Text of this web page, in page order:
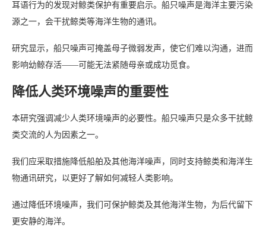
耳语行为的发现对鲸类保护有重要启示。船只噪声是海洋主要污染
源之一，会干扰鲸类等海洋生物的通讯。
研究显示，船只噪声可掩盖母子微弱发声，使它们难以沟通，进而
影响幼鲸存活——可能无法紧随母亲或成功觅食。
降低人类环境噪声的重要性
本研究强调减少人类环境噪声的必要性。船只噪声只是众多干扰鲸
类交流的人为因素之一。
我们应采取措施降低船舶及其他海洋噪声，同时支持鲸类和海洋生
物通讯研究，以更好了解如何减轻人类影响。
通过降低环境噪声，我们可保护鲸类及其他海洋生物，为后代留下
更安静的海洋。